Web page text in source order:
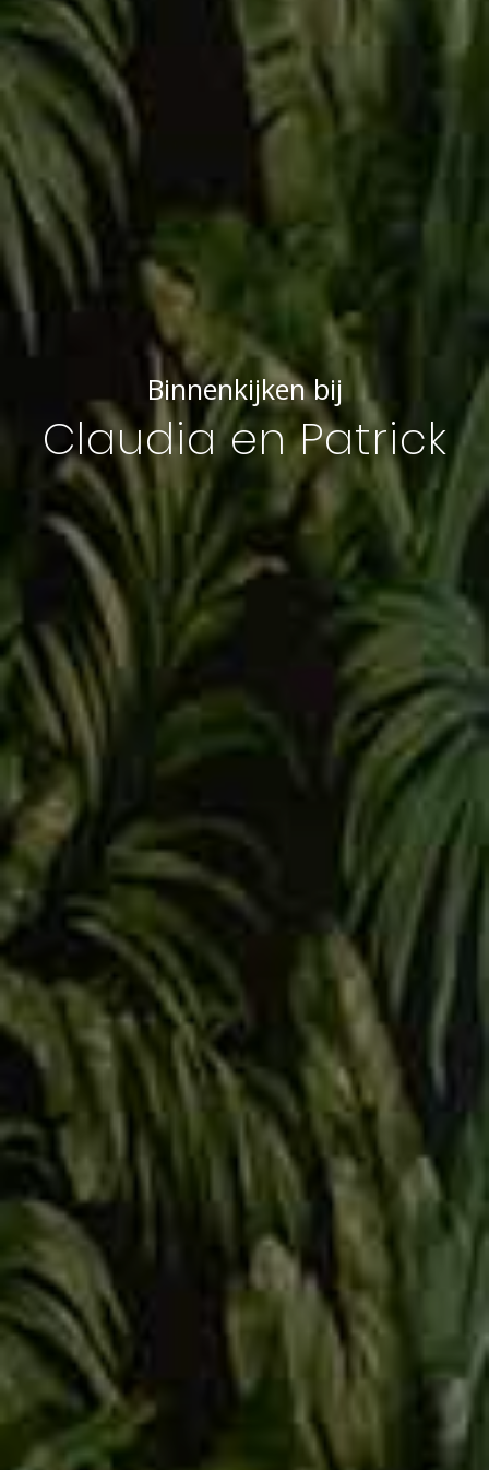
Binnenkijken bij
Claudia en Patrick